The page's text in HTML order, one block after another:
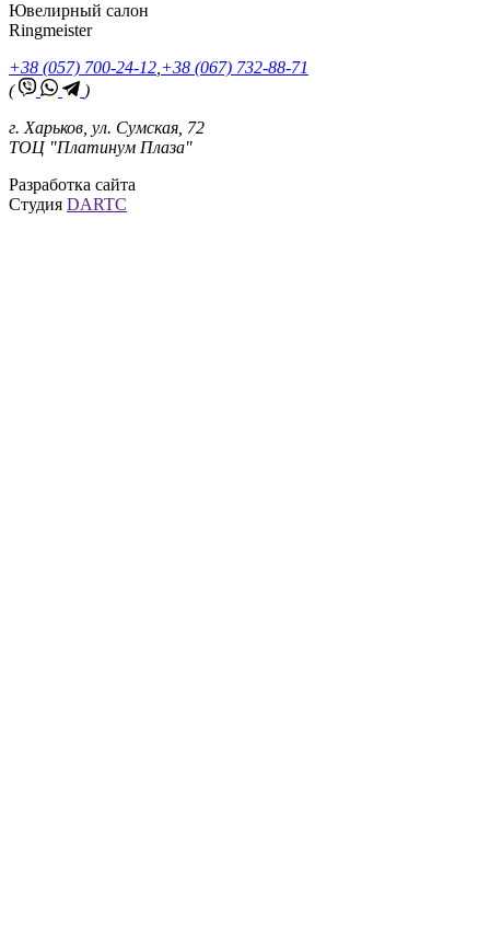
Ювелирный салон
Ringmeister
+38 (057) 700-24-12,+38 (067) 732-88-71
(
)
г. Харьков, ул. Сумская, 72
ТОЦ "Платинум Плаза"
Разработка сайта
Студия DARTC